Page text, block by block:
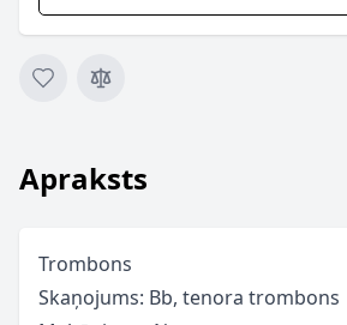
Apraksts
Trombons
Skaņojums: Bb, tenora trombons